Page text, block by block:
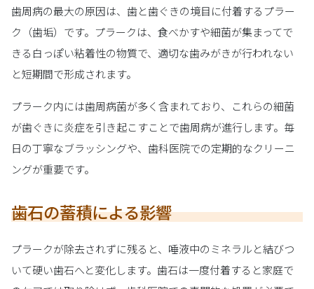
歯周病の最大の原因は、歯と歯ぐきの境目に付着するプラー
ク（歯垢）です。プラークは、食べかすや細菌が集まってで
きる白っぽい粘着性の物質で、適切な歯みがきが行われない
と短期間で形成されます。
プラーク内には歯周病菌が多く含まれており、これらの細菌
が歯ぐきに炎症を引き起こすことで歯周病が進行します。毎
日の丁寧なブラッシングや、歯科医院での定期的なクリーニ
ングが重要です。
歯石の蓄積による影響
プラークが除去されずに残ると、唾液中のミネラルと結びつ
いて硬い歯石へと変化します。歯石は一度付着すると家庭で